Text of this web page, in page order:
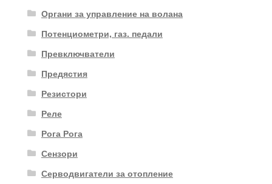
Органи за управление на волана
Потенциометри, газ. педали
Превключватели
Предястия
Резистори
Реле
Рога Рога
Сензори
Серводвигатели за отопление